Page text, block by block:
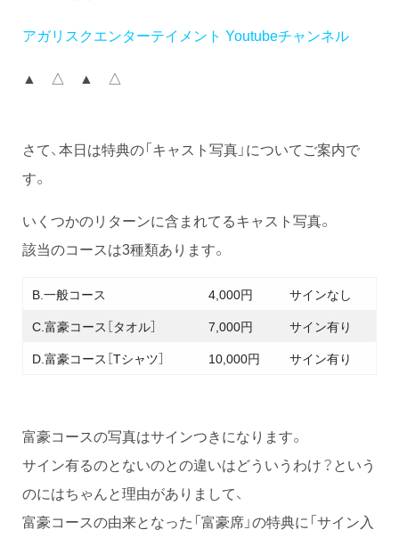
アガリスクエンターテイメント Youtubeチャンネル
▲ △ ▲ △
さて、本日は特典の「キャスト写真」についてご案内で
す。
いくつかのリターンに含まれてるキャスト写真。
該当のコースは3種類あります。
B.一般コース 4,000円
サインなし
C.富豪コース［タオル］
7,000円
サイン有り
D.富豪コース［Tシャツ］
10,000円 サイン有り
富豪コースの写真はサインつきになります。
サイン有るのとないのとの違いはどういうわけ？という
のにはちゃんと理由がありまして、
富豪コースの由来となった「富豪席」の特典に「サイン入